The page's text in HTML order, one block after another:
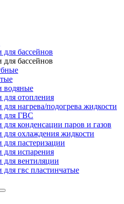
бассейнов
бассейнов
водяные
отопления
нагрева/подогрева жидкости
для ГВС
конденсации паров и газов
охлаждения жидкости
пастеризации
испарения
вентиляции
гвс пластинчатые